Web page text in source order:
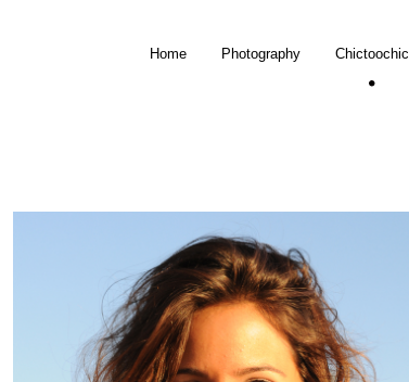
Home Photography Chictoochic